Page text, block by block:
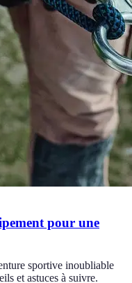
pour une
sportive inoubliable
et astuces à suivre.